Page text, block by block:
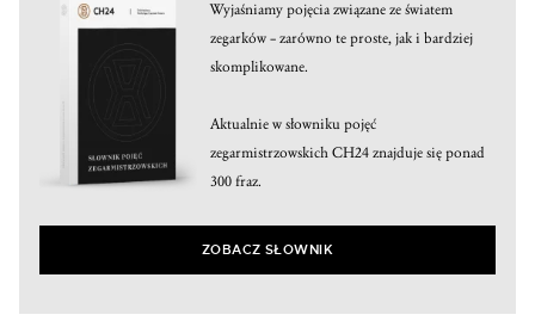
Wyjaśniamy pojęcia związane ze światem
zegarków – zarówno te proste, jak i bardziej
skomplikowane.
Aktualnie w słowniku pojęć
zegarmistrzowskich CH24 znajduje się ponad
300 fraz.
ZOBACZ SŁOWNIK